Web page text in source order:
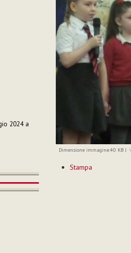
2024 a
Dimensione immagine:40 KB|
sul
Stampa